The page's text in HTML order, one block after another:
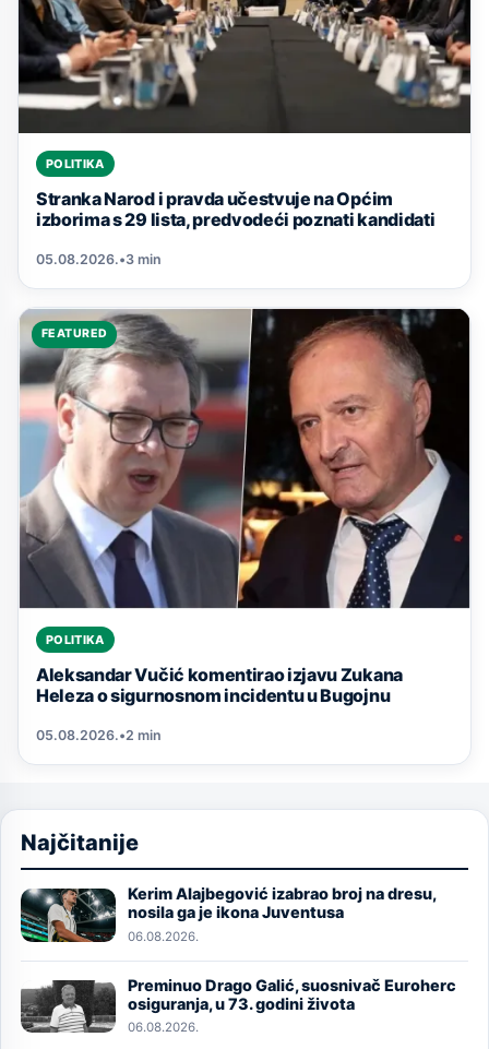
POLITIKA
Stranka Narod i pravda učestvuje na Općim
izborima s 29 lista, predvodeći poznati kandidati
05.08.2026.•3 min
FEATURED
POLITIKA
Aleksandar Vučić komentirao izjavu Zukana
Heleza o sigurnosnom incidentu u Bugojnu
05.08.2026.•2 min
Najčitanije
Image
Kerim Alajbegović izabrao broj na dresu,
nosila ga je ikona Juventusa
06.08.2026.
Image
Preminuo Drago Galić, suosnivač Euroherc
osiguranja, u 73. godini života
06.08.2026.